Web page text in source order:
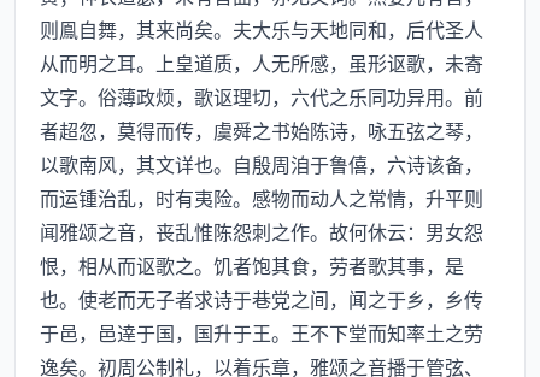
则鳯自舞，其来尚矣。夫大乐与天地同和，后代圣人
从而明之耳。上皇道质，人无所感，虽形讴歌，未寄
文字。俗薄政烦，歌讴理切，六代之乐同功异用。前
者超忽，莫得而传，虞舜之书始陈诗，咏五弦之琴，
以歌南风，其文详也。自殷周洎于鲁僖，六诗该备，
而运锺治乱，时有夷险。感物而动人之常情，升平则
闻雅颂之音，丧乱惟陈怨刺之作。故何休云：男女怨
恨，相从而讴歌之。饥者饱其食，劳者歌其事，是
也。使老而无子者求诗于巷党之间，闻之于乡，乡传
于邑，邑逹于国，国升于王。王不下堂而知率土之劳
逸矣。初周公制礼，以着乐章，雅颂之音播于管弦、